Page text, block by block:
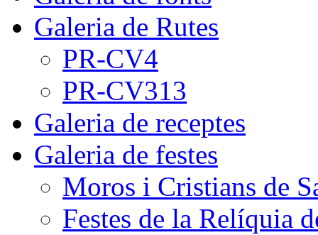
Galeria de Rutes
PR-CV4
PR-CV313
Galeria de receptes
Galeria de festes
Moros i Cristians de
Festes de la Relíquia